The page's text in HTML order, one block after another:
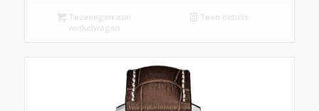
Toevoegen aan
winkelwagen
Toon details